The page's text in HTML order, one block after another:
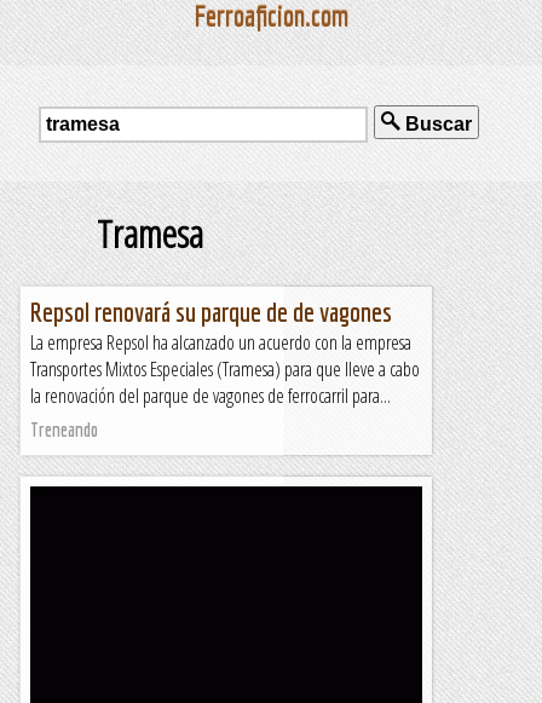
Ferroaficion.com
Buscar
Tramesa
Repsol renovará su parque de de vagones
La empresa Repsol ha alcanzado un acuerdo con la empresa
Transportes Mixtos Especiales (Tramesa) para que lleve a cabo
la renovación del parque de vagones de ferrocarril para...
Treneando